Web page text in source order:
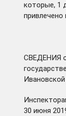
которые, 1
привлечено
СВЕДЕНИЯ
Ивановской
30 июня